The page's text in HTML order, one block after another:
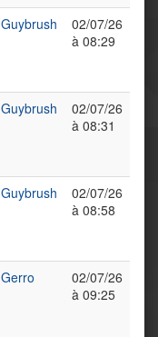
Guybrush
02/07/26
à 08:29
Guybrush
02/07/26
à 08:31
Guybrush
02/07/26
à 08:58
Gerro
02/07/26
à 09:25